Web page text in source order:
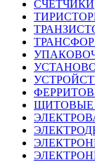
СЧЕТЧИКИ
ЩИТОВЫЕ